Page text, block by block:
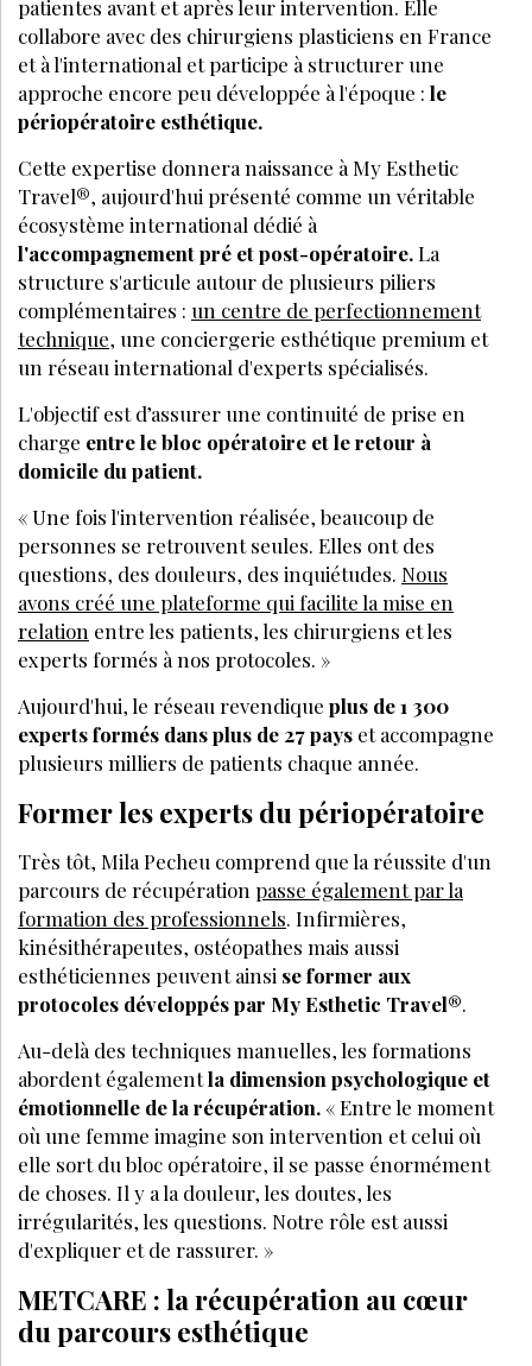
patientes avant et après leur intervention. Elle
collabore avec des chirurgiens plasticiens en France
et à l'international et participe à structurer une
approche encore peu développée à l'époque : le
périopératoire esthétique.
Cette expertise donnera naissance à My Esthetic
Travel®, aujourd'hui présenté comme un véritable
écosystème international dédié à
l'accompagnement pré et post-opératoire.La
structure s'articule autour de plusieurs piliers
complémentaires : un centre de perfectionnement
technique, une conciergerie esthétique premium et
un réseau international d'experts spécialisés.
L'objectif est d’assurer une continuité de prise en
charge entre le bloc opératoire et le retour à
domicile du patient.
« Une fois l'intervention réalisée, beaucoup de
personnes se retrouvent seules. Elles ont des
questions, des douleurs, des inquiétudes. Nous
avons créé une plateforme qui facilite la mise en
relation entre les patients, les chirurgiens et les
experts formés à nos protocoles. »
Aujourd'hui, le réseau revendique plus de 1 300
experts formés dans plus de 27 pays et accompagne
plusieurs milliers de patients chaque année.
Former les experts du périopératoire
Très tôt, Mila Pecheu comprend que la réussite d'un
parcours de récupération passe également par la
formation des professionnels. Infirmières,
kinésithérapeutes, ostéopathes mais aussi
esthéticiennes peuvent ainsi se former aux
protocoles développés par My Esthetic Travel®.
Au-delà des techniques manuelles, les formations
abordent égalementla dimension psychologique et
émotionnelle de la récupération.« Entre le moment
où une femme imagine son intervention et celui où
elle sort du bloc opératoire, il se passe énormément
de choses. Il y a la douleur, les doutes, les
irrégularités, les questions. Notre rôle est aussi
d'expliquer et de rassurer. »
METCARE : la récupération au cœur
du parcours esthétique